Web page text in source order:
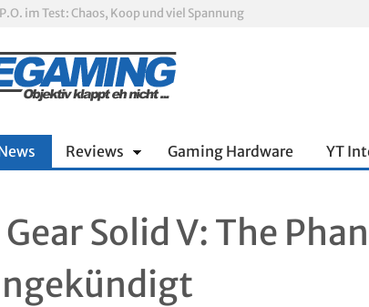
im Test: Chaos, Koop und viel Spannung
Reviews Gaming Hardware YT
Solid V: The